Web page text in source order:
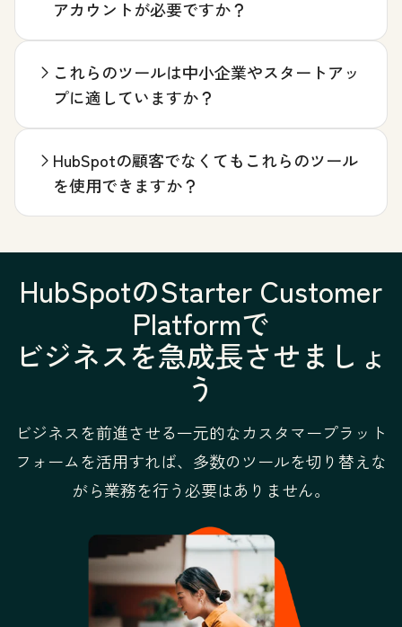
アカウントが必要ですか？
これらのツールは中小企業やスタートアッ
プに適していますか？
HubSpotの顧客でなくてもこれらのツール
を使用できますか？
HubSpotのStarter Customer
Platformで
ビジネスを急成長させましょ
う
ビジネスを前進させる一元的なカスタマープラット
フォームを活用すれば、多数のツールを切り替えな
がら業務を行う必要はありません。